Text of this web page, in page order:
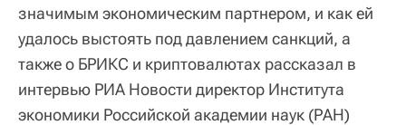
значимым экономическим партнером, и как ей
удалось выстоять под давлением санкций, а
также о БРИКС и криптовалютах рассказал в
интервью РИА Новости директор Института
экономики Российской академии наук (РАН)